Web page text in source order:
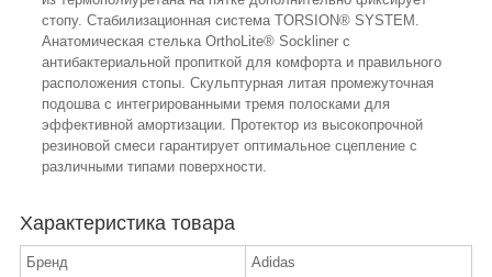
стопу. Стабилизационная система TORSION® SYSTEM.
Анатомическая стелька OrthoLite® Sockliner с
антибактериальной пропиткой для комфорта и правильного
расположения стопы. Скульптурная литая промежуточная
подошва с интегрированными тремя полосками для
эффективной амортизации. Протектор из высокопрочной
резиновой смеси гарантирует оптимальное сцепление с
различными типами поверхности.
Характеристика товара
Бренд Adidas